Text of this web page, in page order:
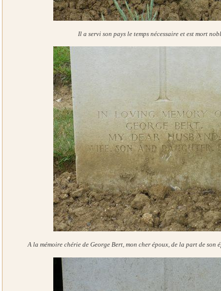
Il a servi son pays le temps nécessaire et est mort
A la mémoire chérie de George Bert, mon cher époux, de la part de son